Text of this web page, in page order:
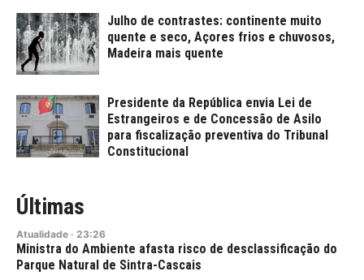
Julho de contrastes: continente muito
quente e seco, Açores frios e chuvosos,
Madeira mais quente
Presidente da República envia Lei de
Estrangeiros e de Concessão de Asilo
para fiscalização preventiva do Tribunal
Constitucional
Últimas
Atualidade · 23:26
Ministra do Ambiente afasta risco de desclassificação do
Parque Natural de Sintra-Cascais